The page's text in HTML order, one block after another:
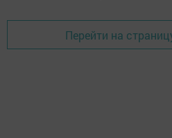
Перейти на